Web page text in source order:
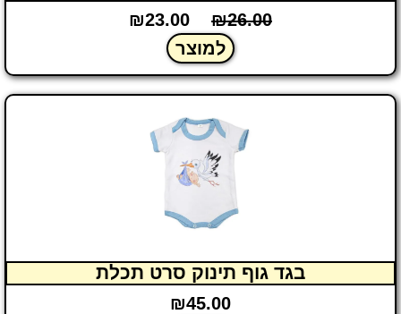
₪26.00
₪23.00
למוצר
בגד גוף תינוק סרט תכלת
₪45.00